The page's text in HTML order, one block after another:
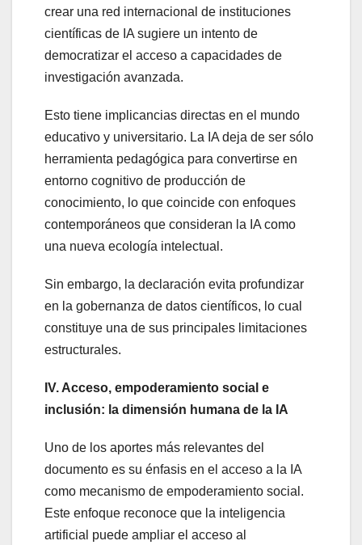
crear una red internacional de instituciones
científicas de IA sugiere un intento de
democratizar el acceso a capacidades de
investigación avanzada.
Esto tiene implicancias directas en el mundo
educativo y universitario. La IA deja de ser sólo
herramienta pedagógica para convertirse en
entorno cognitivo de producción de
conocimiento, lo que coincide con enfoques
contemporáneos que consideran la IA como
una nueva ecología intelectual.
Sin embargo, la declaración evita profundizar
en la gobernanza de datos científicos, lo cual
constituye una de sus principales limitaciones
estructurales.
IV. Acceso, empoderamiento social e
inclusión: la dimensión humana de la IA
Uno de los aportes más relevantes del
documento es su énfasis en el acceso a la IA
como mecanismo de empoderamiento social.
Este enfoque reconoce que la inteligencia
artificial puede ampliar el acceso al